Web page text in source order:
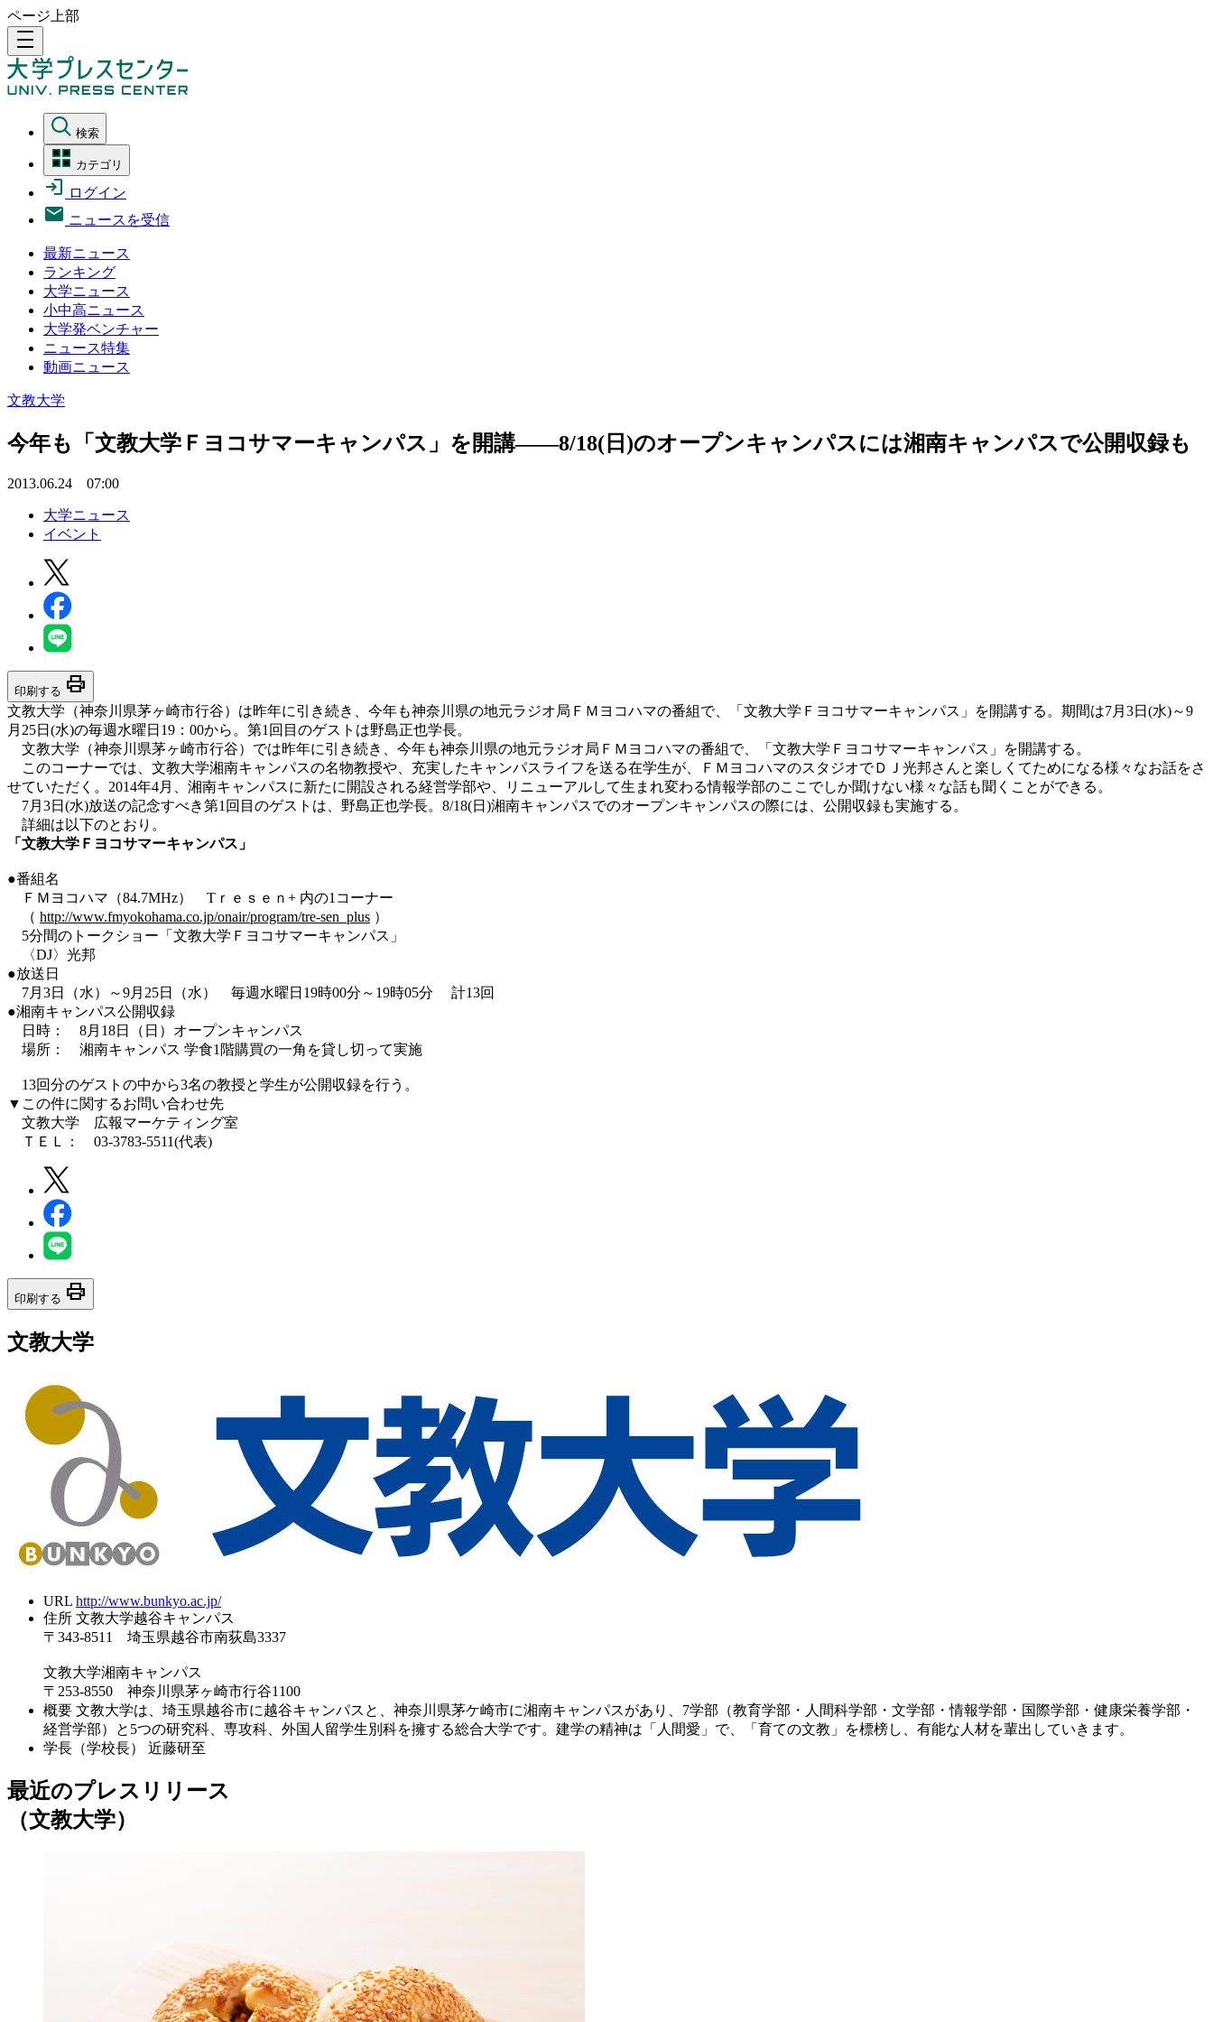
ページ上部
density_medium
検索
カテゴリ
ログイン
ニュースを受信
最新ニュース
ランキング
大学ニュース
小中高ニュース
大学発ベンチャー
ニュース特集
動画ニュース
文教大学
今年も「文教大学Ｆヨコサマーキャンパス」を開講――8/18(日)のオープンキャンパスには湘南キャンパスで公開収録も
2013.06.24 07:00
大学ニュース
イベント
印刷する print
文教大学（神奈川県茅ヶ崎市行谷）は昨年に引き続き、今年も神奈川県の地元ラジオ局ＦＭヨコハマの番組で、「文教大学Ｆヨコサマーキャンパス」を開講する。期間は7月3日(水)～9
月25日(水)の毎週水曜日19：00から。第1回目のゲストは野島正也学長。
文教大学（神奈川県茅ヶ崎市行谷）では昨年に引き続き、今年も神奈川県の地元ラジオ局ＦＭヨコハマの番組で、「文教大学Ｆヨコサマーキャンパス」を開講する。
このコーナーでは、文教大学湘南キャンパスの名物教授や、充実したキャンパスライフを送る在学生が、ＦＭヨコハマのスタジオでＤＪ光邦さんと楽しくてためになる様々なお話をさ
せていただく。2014年4月、湘南キャンパスに新たに開設される経営学部や、リニューアルして生まれ変わる情報学部のここでしか聞けない様々な話も聞くことができる。
7月3日(水)放送の記念すべき第1回目のゲストは、野島正也学長。8/18(日)湘南キャンパスでのオープンキャンパスの際には、公開収録も実施する。
詳細は以下のとおり。
「文教大学Ｆヨコサマーキャンパス」
●番組名
ＦＭヨコハマ（84.7MHz） Tｒｅｓｅｎ+ 内の1コーナー
（ http://www.fmyokohama.co.jp/onair/program/tre-sen_plus ）
5分間のトークショー「文教大学Ｆヨコサマーキャンパス」
〈DJ〉光邦
●放送日
7月3日（水）～9月25日（水） 毎週水曜日19時00分～19時05分 計13回
●湘南キャンパス公開収録
日時： 8月18日（日）オープンキャンパス
場所： 湘南キャンパス 学食1階購買の一角を貸し切って実施
13回分のゲストの中から3名の教授と学生が公開収録を行う。
▼この件に関するお問い合わせ先
文教大学 広報マーケティング室
ＴＥＬ： 03-3783-5511(代表)
印刷する print
文教大学
URL http://www.bunkyo.ac.jp/
住所 文教大学越谷キャンパス
〒343-8511 埼玉県越谷市南荻島3337
文教大学湘南キャンパス
〒253-8550 神奈川県茅ヶ崎市行谷1100
概要 文教大学は、埼玉県越谷市に越谷キャンパスと、神奈川県茅ケ崎市に湘南キャンパスがあり、7学部（教育学部・人間科学部・文学部・情報学部・国際学部・健康栄養学部・
経営学部）と5つの研究科、専攻科、外国人留学生別科を擁する総合大学です。建学の精神は「人間愛」で、「育ての文教」を標榜し、有能な人材を輩出していきます。
学長（学校長）
近藤研至
最近のプレスリリース
（文教大学）